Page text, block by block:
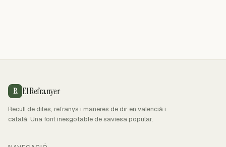
R El Refranyer
Recull de dites, refranys i maneres de dir en valencià i
català. Una font inesgotable de saviesa popular.